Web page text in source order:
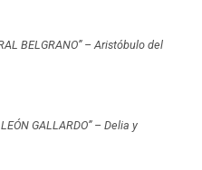
BELGRANO” – Aristóbulo del
GALLARDO” – Delia y